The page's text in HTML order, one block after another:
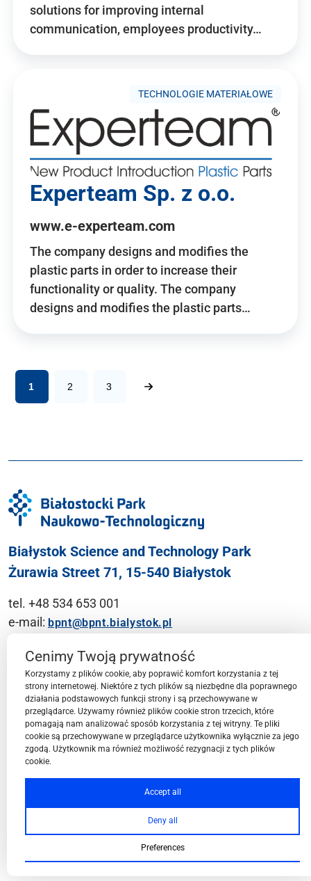
solutions for improving internal
communication, employees productivity…
TECHNOLOGIE MATERIAŁOWE
Experteam Sp. z o.o.
www.e-experteam.com
The company designs and modifies the
plastic parts in order to increase their
functionality or quality. The company
designs and modifies the plastic parts…
1 2 3
Białystok Science and Technology Park
Żurawia Street 71, 15-540 Białystok
tel. +48 534 653 001
e-mail: bpnt@bpnt.bialystok.pl
Contact
BPN-T Area
BPN-T Offer
Cenimy Twoją prywatność
Korzystamy z plików cookie, aby poprawić komfort korzystania z tej
strony internetowej. Niektóre z tych plików są niezbędne dla poprawnego
działania podstawowych funkcji strony i są przechowywane w
przeglądarce. Używamy również plików cookie stron trzecich, które
pomagają nam analizować sposób korzystania z tej witryny. Te pliki
cookie są przechowywane w przeglądarce użytkownika wyłącznie za jego
zgodą. Użytkownik ma również możliwość rezygnacji z tych plików
cookie.
Accept all
Deny all
Preferences